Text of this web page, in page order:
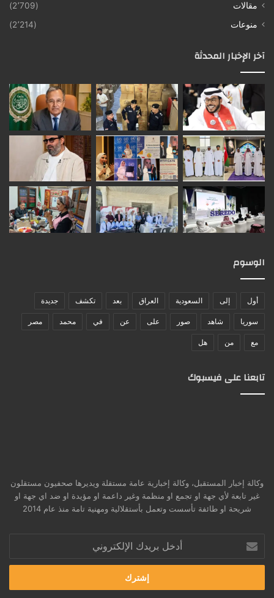
مقالات
(2٬709)
منوعات
(2٬214)
آخر الإخبار المحدثة
الوسوم
أول إلى السعودية العراق بعد تكشف جديدة
سوريا شاهد صور على عن في محمد مصر
مع من هل
تابعنا على فيسبوك
وكالة إخبار المستقبل، وكالة إخبارية عامة مستقلة ويديرها صحفيون مستقلون
غير تابعة لأي جهة او تجمع او منظمة وغير داعمة او مؤيدة او ضد اي جهة او
شريحة او طائفة تأسست وتعمل بأستقلالية ومهنية تامة منذ عام 2014
بريدك
الإلكتروني